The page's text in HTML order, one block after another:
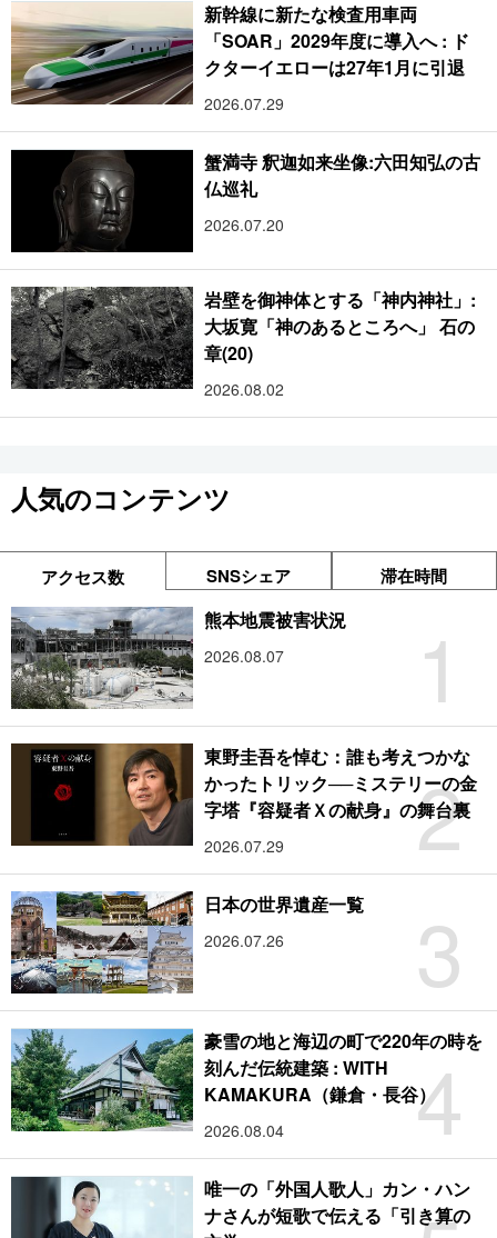
新幹線に新たな検査用車両
「SOAR」2029年度に導入へ : ド
クターイエローは27年1月に引退
2026.07.29
蟹満寺 釈迦如来坐像:六田知弘の古
仏巡礼
2026.07.20
岩壁を御神体とする「神内神社」:
大坂寛「神のあるところへ」 石の
章(20)
2026.08.02
人気のコンテンツ
アクセス数 SNSシェア 滞在時間
1
熊本地震被害状況
2026.08.07
2
東野圭吾を悼む：誰も考えつかな
かったトリック──ミステリーの金
字塔『容疑者Ｘの献身』の舞台裏
2026.07.29
3
日本の世界遺産一覧
2026.07.26
4
豪雪の地と海辺の町で220年の時を
刻んだ伝統建築 : WITH
KAMAKURA（鎌倉・長谷）
2026.08.04
唯一の「外国人歌人」カン・ハン
ナさんが短歌で伝える「引き算の